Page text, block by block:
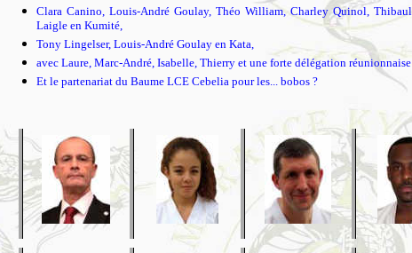
Clara Canino, Louis-André Goulay, Théo William, Charley Quinol,
Laigle en Kumité,
Tony Lingelser, Louis-André Goulay en Kata,
avec Laure, Marc-André, Isabelle, Thierry et une forte délégation
Et le partenariat du Baume LCE Cebelia pour les... bobos ?